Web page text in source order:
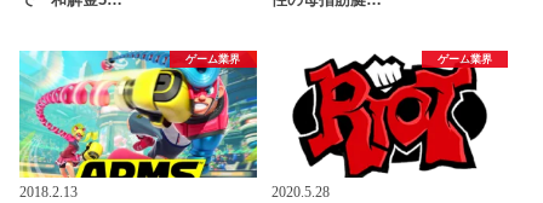
ゲーム業界
2018.2.13
ゲーム業界
2020.5.28